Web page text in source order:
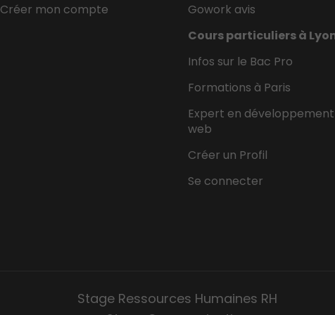
Créer mon compte
Gowork avis
Cours particuliers à
Infos sur le Bac Pro
Formations à Paris
Expert en développement
web
Créer un Profil
Se connecter
Stage Ressources Humaines RH